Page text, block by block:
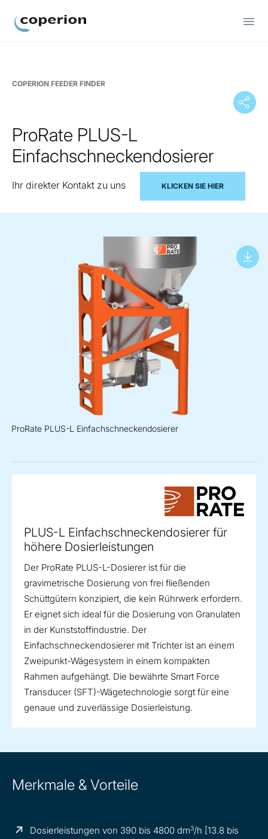
COPERION FEEDER FINDER
ProRate PLUS-L
Einfachschneckendosierer
Ihr direkter Kontakt zu uns KLICKEN SIE HIER
ProRate PLUS-L Einfachschneckendosierer
PLUS-L Einfachschneckendosierer für
höhere Dosierleistungen
Der ProRate PLUS-L-Dosierer ist für die
gravimetrische Dosierung von frei fließenden
Schüttgütern konzipiert, die kein Rührwerk erfordern.
Er eignet sich ideal für die Dosierung von Granulaten
in der Kunststoffindustrie. Der
Einfachschneckendosierer mit Trichter ist an einem
Zweipunkt-Wägesystem in einem kompakten
Rahmen aufgehängt. Die bewährte Smart Force
Transducer (SFT)-Wägetechnologie sorgt für eine
genaue und zuverlässige Dosierleistung.
Merkmale & Vorteile
Dosierleistungen von 390 bis 4800 dm3/h [13.8 bis